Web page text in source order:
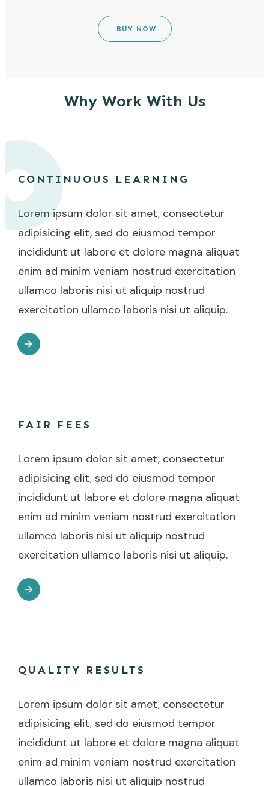
BUY NOW
Why Work With Us
CONTINUOUS LEARNING
Lorem ipsum dolor sit amet, consectetur
adipisicing elit, sed do eiusmod tempor
incididunt ut labore et dolore magna aliquat
enim ad minim veniam nostrud exercitation
ullamco laboris nisi ut aliquip nostrud
exercitation ullamco laboris nisi ut aliquip.
FAIR FEES
Lorem ipsum dolor sit amet, consectetur
adipisicing elit, sed do eiusmod tempor
incididunt ut labore et dolore magna aliquat
enim ad minim veniam nostrud exercitation
ullamco laboris nisi ut aliquip nostrud
exercitation ullamco laboris nisi ut aliquip.
QUALITY RESULTS
Lorem ipsum dolor sit amet, consectetur
adipisicing elit, sed do eiusmod tempor
incididunt ut labore et dolore magna aliquat
enim ad minim veniam nostrud exercitation
ullamco laboris nisi ut aliquip nostrud